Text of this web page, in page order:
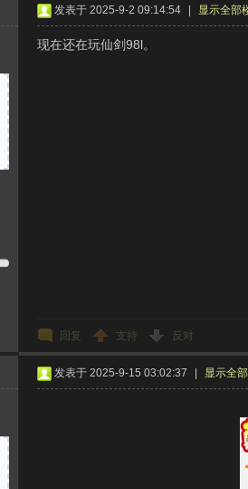
发表于 2025-9-2 09:14:54 显示全部
现在还在玩仙剑98l。
回复 支持 反对
发表于 2025-9-15 03:02:37 显示全